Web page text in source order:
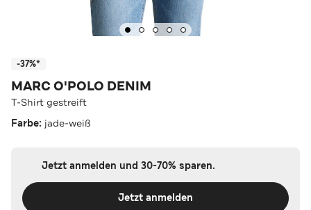
-37%*
MARC O'POLO DENIM
T-Shirt gestreift
Farbe: jade-weiß
Jetzt anmelden und 30-70% sparen.
Jetzt anmelden